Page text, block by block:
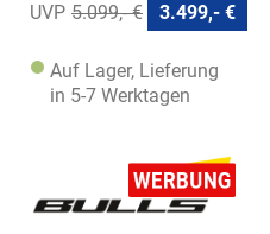
5.099,- € 3.499,- €
Auf Lager, Lieferung
in 5-7 Werktagen